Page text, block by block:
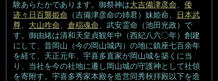
験あらたかであります。御祭神は大吉備津彦命
倭
迹々日百襲姫命 （吉備津彦命の姉君）妹姫命、
日本武
尊、 大山咋命 倉稲魂命 、武安霊命（池田光政）で
す。御由緒は清和天皇貞観年中（西紀八六〇年）創建
にして、昔岡山（今の岡山城内）の地に鎮座七百余年
を経て、天正元年、宇喜多直家が岡山城を築くに当
り、当社を今の社地に遷し岡山城の守護神として社領
を寄附す。宇喜多秀家本殿を造営同秀秋拝殿以下を造